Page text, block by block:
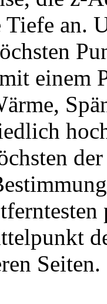
an.
einem